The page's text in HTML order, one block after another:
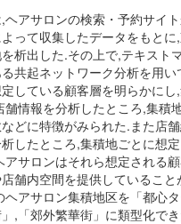
ヘアサロンの検索・予約サイ
って収集したデータをもとに
析出した.その上で,テキスト
共起ネットワーク分析を用
している顧客層を明らかに
舗情報を分析したところ,集積
どに特徴がみられた.また店
析したところ,集積地ごとに想
アサロンはそれら想定される
舗内空間を提供しているこ
ヘアサロン集積地区を「都心
,「郊外繁華街」に類型化で